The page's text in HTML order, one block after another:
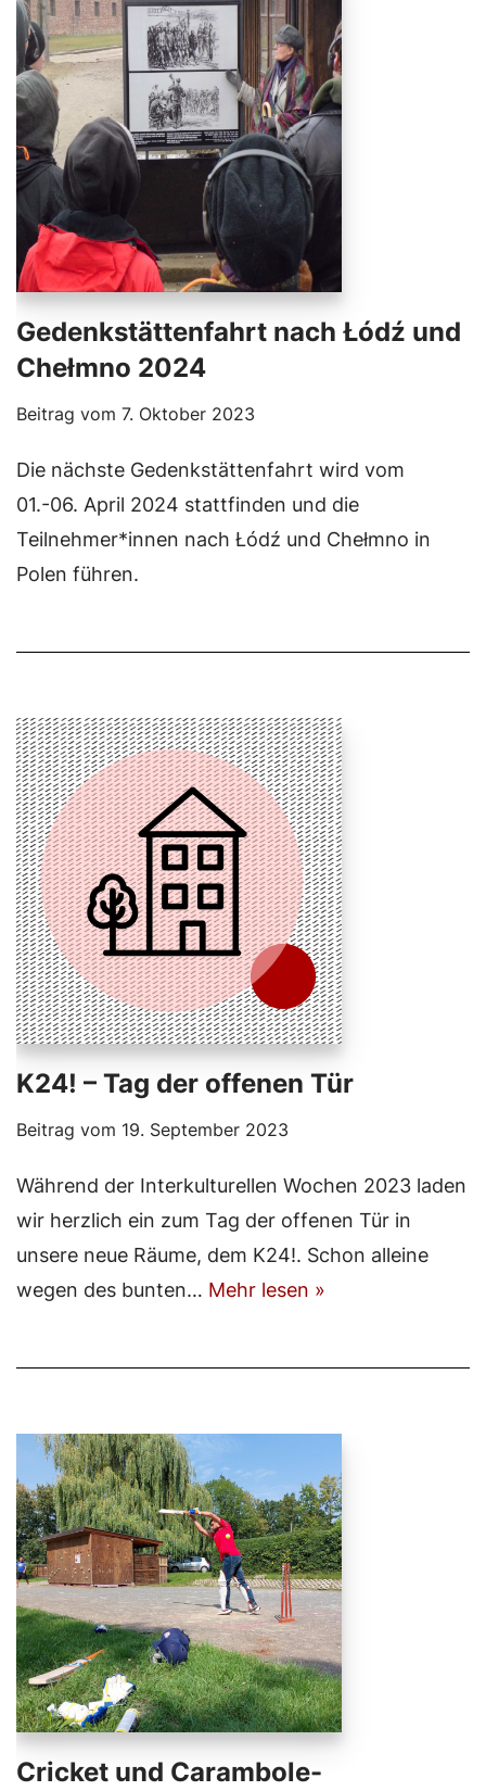
Gedenkstättenfahrt nach Łódź und
Chełmno 2024
Beitrag vom 7. Oktober 2023
Die nächste Gedenkstättenfahrt wird vom
01.-06. April 2024 stattfinden und die
Teilnehmer*innen nach Łódź und Chełmno in
Polen führen.
K24! – Tag der offenen Tür
Beitrag vom 19. September 2023
Während der Interkulturellen Wochen 2023 laden
wir herzlich ein zum Tag der offenen Tür in
unsere neue Räume, dem K24!. Schon alleine
wegen des bunten… Mehr lesen »
Cricket und Carambole-